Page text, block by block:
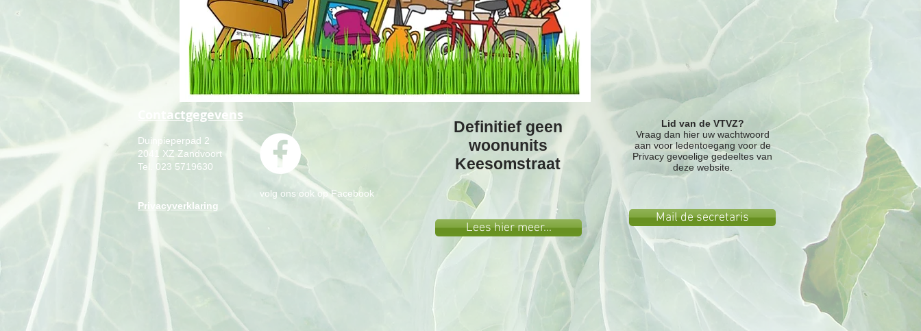
Contactgegevens
Duinpieperpad 2
2041 XZ Zandvoort
Tel. 023 5719630
Privacyverklaring
volg ons ook op Facebook
Lees hier meer...
Definitief geen
woonunits
Keesomstraat
Mail de secretaris
Lid van de VTVZ?
Vraag dan hier uw wachtwoord
aan voor ledentoegang voor de
Privacy gevoelige gedeeltes van
deze website.